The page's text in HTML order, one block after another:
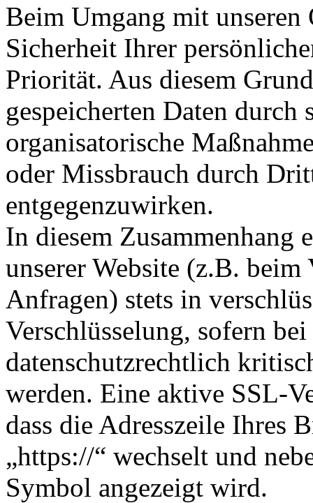
Beim Umgang mit
Sicherheit Ihrer
Priorität. Aus diesem
gespeicherten Daten durch
organisatorische
oder Missbrauch durch
entgegenzuwirken.
In diesem
unserer Website (z.B.
Anfragen) stets in
Verschlüsselung, sofern
datenschutzrechtlich
werden. Eine aktive SSL-
dass die Adresszeile Ihres
„https://“ wechselt und
Symbol angezeigt wird.